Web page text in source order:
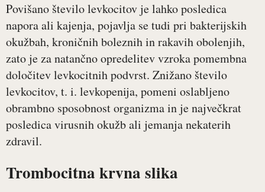
Povišano število levkocitov je lahko posledica
napora ali kajenja, pojavlja se tudi pri bakterijskih
okužbah, kroničnih boleznih in rakavih obolenjih,
zato je za natančno opredelitev vzroka pomembna
določitev levkocitnih podvrst. Znižano število
levkocitov, t. i. levkopenija, pomeni oslabljeno
obrambno sposobnost organizma in je največkrat
posledica virusnih okužb ali jemanja nekaterih
zdravil.
Trombocitna krvna slika